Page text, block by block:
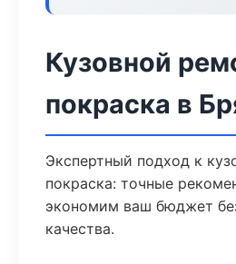
Кузовной
покраска в
Экспертный подход к
покраска: точные
экономим ваш бюджет
качества.